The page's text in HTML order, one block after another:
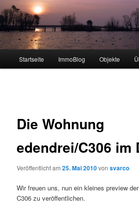
Startseite ImmoBlog Objekte
Die Wohnung
edendrei/C306 im
Veröffentlicht am25. Mai 2010vonsvarco
Wir freuen uns, nun ein kleines preview
C306 zu veröffentlichen.